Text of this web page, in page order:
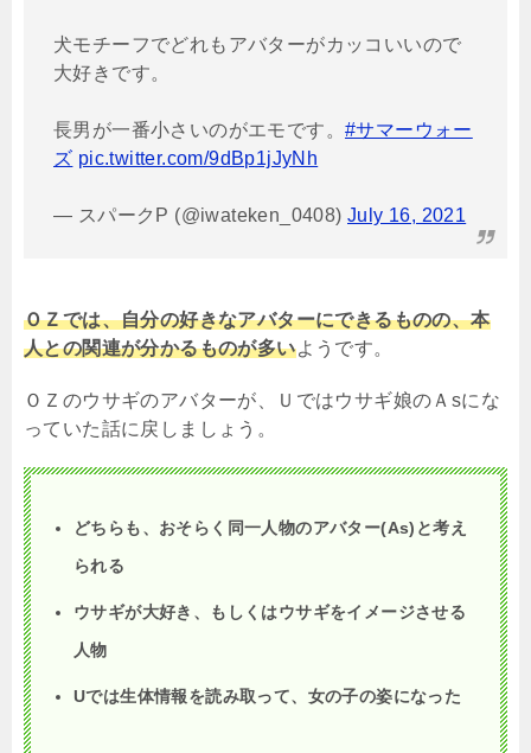
犬モチーフでどれもアバターがカッコいいので
大好きです。
長男が一番小さいのがエモです。 #サマーウォー
ズ pic.twitter.com/9dBp1jJyNh
— スパークP (@iwateken_0408) July 16, 2021
ＯＺでは、自分の好きなアバターにできるものの、本
人との関連が分かるものが多いようです。
ＯＺのウサギのアバターが、Ｕではウサギ娘のＡ sにな
っていた話に戻しましょう。
どちらも、おそらく同一人物のアバター(As)と考え
られる
ウサギが大好き、もしくはウサギをイメージさせる
人物
Uでは生体情報を読み取って、女の子の姿になった